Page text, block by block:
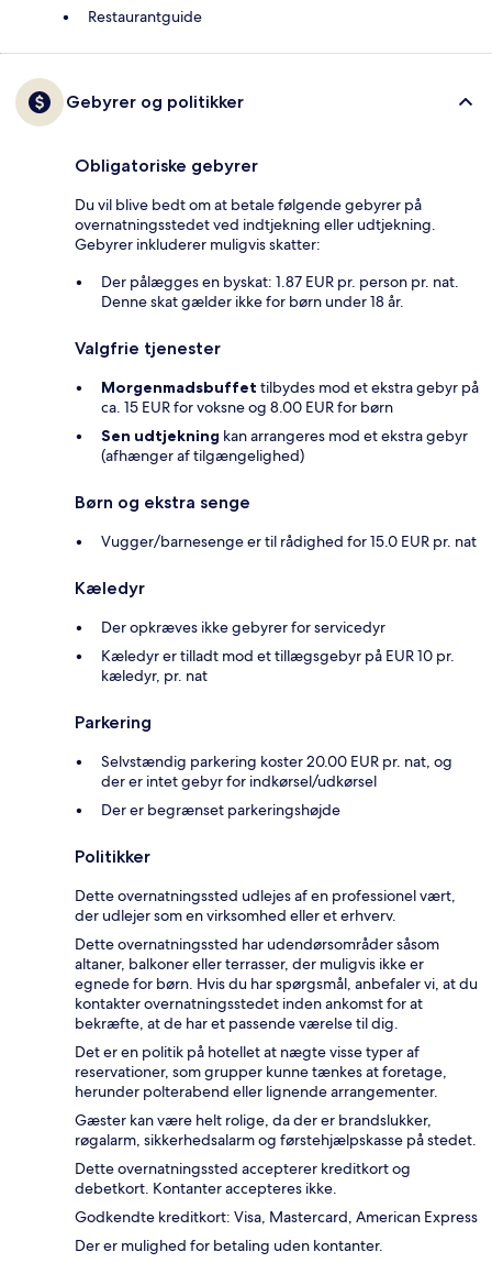
Restaurantguide
Gebyrer og politikker
Obligatoriske gebyrer
Du vil blive bedt om at betale følgende gebyrer på
overnatningsstedet ved indtjekning eller udtjekning.
Gebyrer inkluderer muligvis skatter:
Der pålægges en byskat: 1.87 EUR pr. person pr. nat.
Denne skat gælder ikke for børn under 18 år.
Valgfrie tjenester
Morgenmadsbuffet tilbydes mod et ekstra gebyr på
ca. 15 EUR for voksne og 8.00 EUR for børn
Sen udtjekning kan arrangeres mod et ekstra gebyr
(afhænger af tilgængelighed)
Børn og ekstra senge
Vugger/barnesenge er til rådighed for 15.0 EUR pr. nat
Kæledyr
Der opkræves ikke gebyrer for servicedyr
Kæledyr er tilladt mod et tillægsgebyr på EUR 10 pr.
kæledyr, pr. nat
Parkering
Selvstændig parkering koster 20.00 EUR pr. nat, og
der er intet gebyr for indkørsel/udkørsel
Der er begrænset parkeringshøjde
Politikker
Dette overnatningssted udlejes af en professionel vært,
der udlejer som en virksomhed eller et erhverv.
Dette overnatningssted har udendørsområder såsom
altaner, balkoner eller terrasser, der muligvis ikke er
egnede for børn. Hvis du har spørgsmål, anbefaler vi, at du
kontakter overnatningsstedet inden ankomst for at
bekræfte, at de har et passende værelse til dig.
Det er en politik på hotellet at nægte visse typer af
reservationer, som grupper kunne tænkes at foretage,
herunder polterabend eller lignende arrangementer.
Gæster kan være helt rolige, da der er brandslukker,
røgalarm, sikkerhedsalarm og førstehjælpskasse på stedet.
Dette overnatningssted accepterer kreditkort og
debetkort. Kontanter accepteres ikke.
Godkendte kreditkort: Visa, Mastercard, American Express
Der er mulighed for betaling uden kontanter.